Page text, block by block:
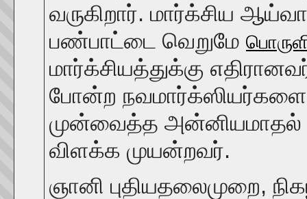
வருகிறார். மார்க்சிய
பண்பாட்டை வெறுமே
மார்க்சியத்துக்கு
போன்ற நவமார்க்ஸியர்களை
முன்வைத்த அன்னியமாதல்
விளக்க முயன்றவர்.
ஞானி புதியதலைமுறை,